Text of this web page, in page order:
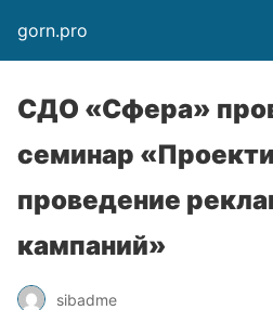
gorn.pro
СДО «Сфера»
семинар
проведение
кампаний»
sibadme